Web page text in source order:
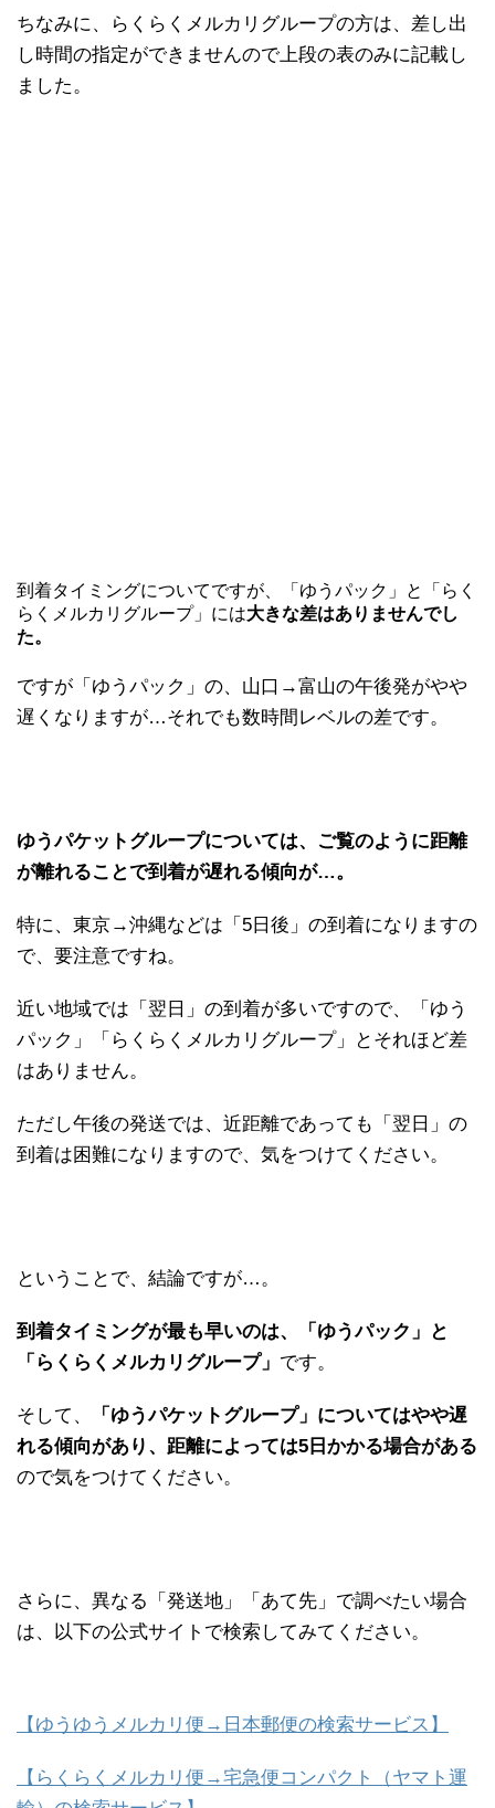
ちなみに、らくらくメルカリグループの方は、差し出
し時間の指定ができませんので上段の表のみに記載し
ました。
到着タイミングについてですが、「ゆうパック」と「らく
らくメルカリグループ」には大きな差はありませんでし
た。
ですが「ゆうパック」の、山口→富山の午後発がやや
遅くなりますが…それでも数時間レベルの差です。
ゆうパケットグループについては、ご覧のように距離
が離れることで到着が遅れる傾向が…。
特に、東京→沖縄などは「5日後」の到着になりますの
で、要注意ですね。
近い地域では「翌日」の到着が多いですので、「ゆう
パック」「らくらくメルカリグループ」とそれほど差
はありません。
ただし午後の発送では、近距離であっても「翌日」の
到着は困難になりますので、気をつけてください。
ということで、結論ですが…。
到着タイミングが最も早いのは、「ゆうパック」と
「らくらくメルカリグループ」 です。
そして、
「ゆうパケットグループ」についてはやや遅
れる傾向があり、距離によっては5日かかる場合がある
ので気をつけてください。
さらに、異なる「発送地」「あて先」で調べたい場合
は、以下の公式サイトで検索してみてください。
【ゆうゆうメルカリ便→日本郵便の検索サービス】
【らくらくメルカリ便→宅急便コンパクト（ヤマト運